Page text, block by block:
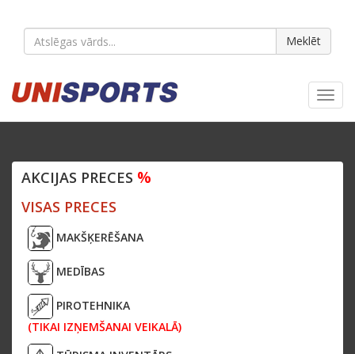
Meklēt
AKCIJAS PRECES %
VISAS PRECES
MAKŠĶERĒŠANA
MEDĪBAS
PIROTEHNIKA
(TIKAI IZŅEMŠANAI VEIKALĀ)